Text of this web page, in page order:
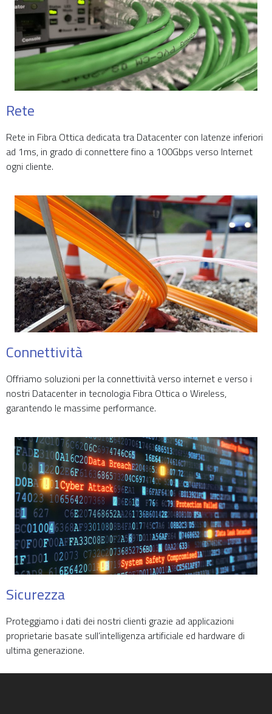
Rete
Rete in Fibra Ottica dedicata tra Datacenter con latenze inferiori
ad 1ms, in grado di connettere fino a 100Gbps verso Internet
ogni cliente.
Connettività
Offriamo soluzioni per la connettività verso internet e verso i
nostri Datacenter in tecnologia Fibra Ottica o Wireless,
garantendo le massime performance.
Sicurezza
Proteggiamo i dati dei nostri clienti grazie ad applicazioni
proprietarie basate sull’intelligenza artificiale ed hardware di
ultima generazione.